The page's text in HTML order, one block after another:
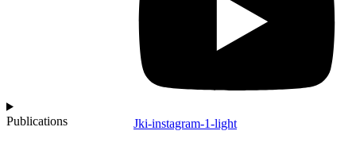
Publications Jki-instagram-1-light